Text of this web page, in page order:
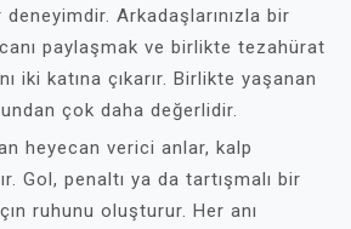
Arkadaşlarınızla bir
paylaşmak ve birlikte tezahürat
iki katına çıkarır. Birlikte yaşanan
çok daha değerlidir.
heyecan verici anlar, kalp
Gol, penaltı ya da tartışmalı bir
ruhunu oluşturur. Her anı